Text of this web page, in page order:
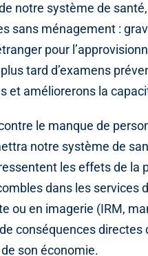
notre système de
sans ménagement :
pour
tard d’examens
et améliorerons la
le manque de
notre système de
les effets de la
dans les services
ou en imagerie (IRM,
conséquences directes
son économie.